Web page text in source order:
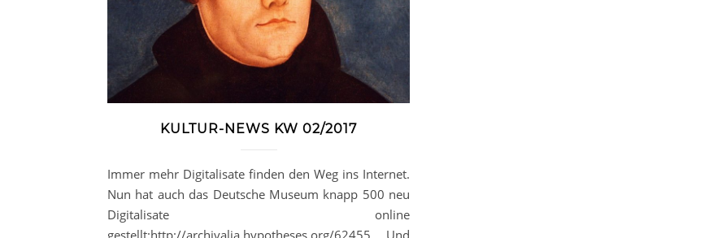
KULTUR-NEWS KW 02/2017
Immer mehr Digitalisate finden den Weg ins Internet.
Nun hat auch das Deutsche Museum knapp 500 neu
Digitalisate online